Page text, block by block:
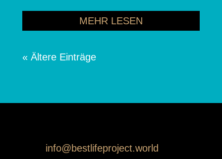
MEHR LESEN
« Ältere Einträge
info@bestlifeproject.world